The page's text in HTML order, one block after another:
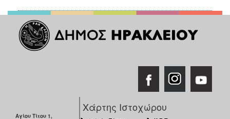
Αγίου Τίτου 1,
Χάρτης Ιστοχώρου